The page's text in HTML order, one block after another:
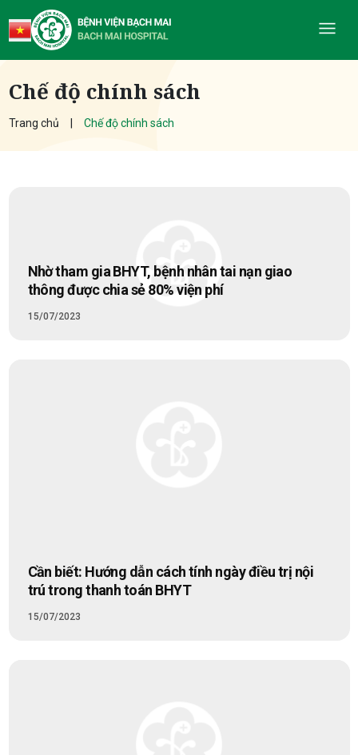
Chế độ chính sách
Trang chủ Chế độ chính sách
Nhờ tham gia BHYT, bệnh nhân tai nạn giao
thông được chia sẻ 80% viện phí
15/07/2023
Cần biết: Hướng dẫn cách tính ngày điều trị nội
trú trong thanh toán BHYT
15/07/2023